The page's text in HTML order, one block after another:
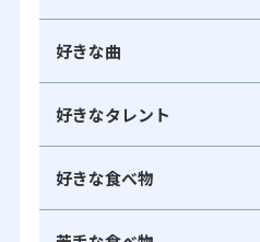
好きな曲
好きなタレント
好きな食べ物